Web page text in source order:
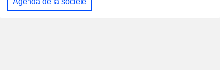
Agenda de la société